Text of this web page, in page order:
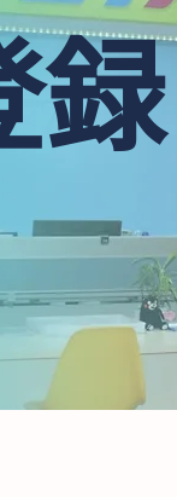
録